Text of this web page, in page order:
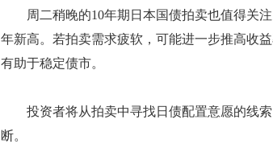
周二稍晚的10年期日本国债拍卖也值得关注
年新高。若拍卖需求疲软，可能进一步推高收
有助于稳定债市。
投资者将从拍卖中寻找日债配置意愿的线索
断。